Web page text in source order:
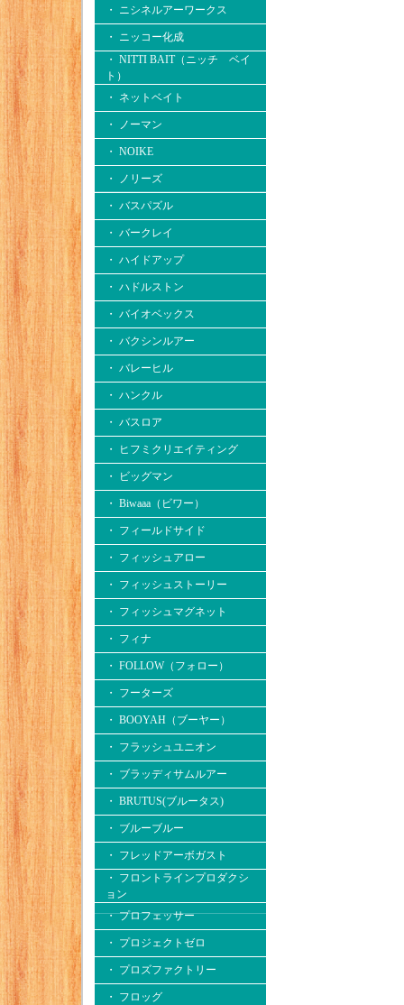
・ ニシネルアーワークス
・ ニッコー化成
・ NITTI BAIT（ニッチ ベイ
ト）
・ ネットベイト
・ ノーマン
・ NOIKE
・ ノリーズ
・ バスパズル
・ バークレイ
・ ハイドアップ
・ ハドルストン
・ バイオベックス
・ バクシンルアー
・ バレーヒル
・ ハンクル
・ バスロア
・ ヒフミクリエイティング
・ ビッグマン
・ Biwaaa（ビワー）
・ フィールドサイド
・ フィッシュアロー
・ フィッシュストーリー
・ フィッシュマグネット
・ フィナ
・ FOLLOW（フォロー）
・ フーターズ
・ BOOYAH（ブーヤー）
・ フラッシュユニオン
・ ブラッディサムルアー
・ BRUTUS(ブルータス)
・ ブルーブルー
・ フレッドアーボガスト
・ フロントラインプロダクシ
ョン
・ プロフェッサー
・ プロジェクトゼロ
・ プロズファクトリー
・ フロッグ